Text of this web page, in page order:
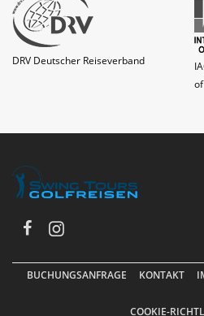
DRV Deutscher Reiseverband
BUCHUNGSANFRAGE KONTAKT
COOKIE-